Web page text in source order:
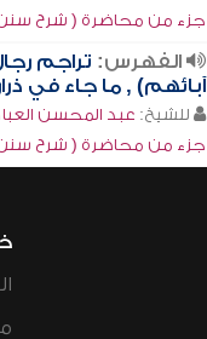
جزء من محاضرة ( شرح سنن أبي
الفهرس: تراجم
آبائهم) , ما جاء في
للشيخ: عبد المحسن
جزء من محاضرة ( شرح سنن أبي